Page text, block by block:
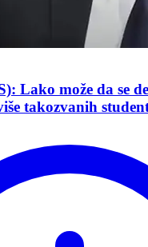
Lako može da se
takozvanih